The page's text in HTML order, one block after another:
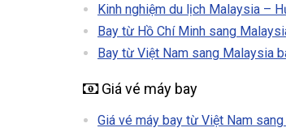
Kinh nghiệm du lịch Malaysia –
Bay từ Hồ Chí Minh sang
Bay từ Việt Nam sang Malaysia
Giá vé máy bay
Giá vé máy bay từ Việt Nam